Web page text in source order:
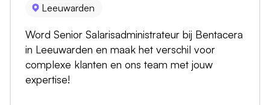
Leeuwarden
Word Senior Salarisadministrateur bij Bentacera
in Leeuwarden en maak het verschil voor
complexe klanten en ons team met jouw
expertise!